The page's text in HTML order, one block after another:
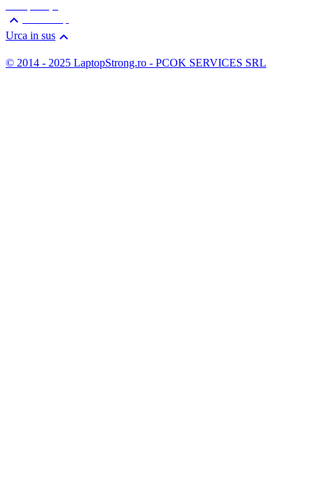

Urca in sus 
© 2014 - 2025 LaptopStrong.ro - PCOK SERVICES SRL